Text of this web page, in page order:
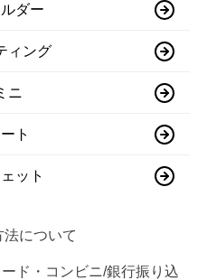
ダー
ィング
ニ
ート
ット
法について
ド・コンビニ/銀行振り込